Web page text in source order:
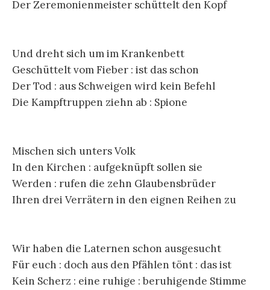
Der Zeremonienmeister schüttelt den Kopf
Und dreht sich um im Krankenbett
Geschüttelt vom Fieber : ist das schon
Der Tod : aus Schweigen wird kein Befehl
Die Kampftruppen ziehn ab : Spione
Mischen sich unters Volk
In den Kirchen : aufgeknüpft sollen sie
Werden : rufen die zehn Glaubensbrüder
Ihren drei Verrätern in den eignen Reihen zu
Wir haben die Laternen schon ausgesucht
Für euch : doch aus den Pfählen tönt : das ist
Kein Scherz : eine ruhige : beruhigende Stimme